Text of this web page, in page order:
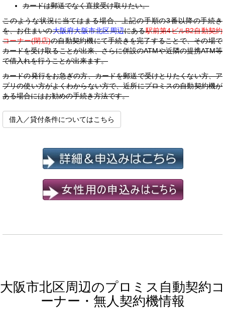
カードは郵送でなく直接受け取りたい。
このような状況に当てはまる場合、上記の手順の3番以降の手続き
を、お住まいの大阪府大阪市北区周辺にある駅前第4ビルB2自動契約
コーナー(閉店)の自動契約機にて手続きを完了することで、その場で
カードを受け取ることが出来、さらに併設のATMや近隣の提携ATM等
で借入れを行うことが出来ます。
カードの発行をお急ぎの方、カードを郵送で受けとりたくない方、ア
プリの使い方がよくわからない方で、近所にプロミスの自動契約機が
ある場合にはお勧めの手続き方法です。
借入／貸付条件についてはこちら
大阪市北区周辺のプロミス自動契約コ
ーナー・無人契約機情報